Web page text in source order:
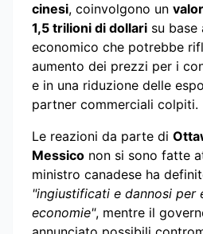
cinesi, coinvolgono un
1,5 trilioni di dollari su base
economico che potrebbe
aumento dei prezzi per i
e in una riduzione delle
partner commerciali colpiti.
Le reazioni da parte di
Messico non si sono fatte
ministro canadese ha
"ingiustificati e dannosi per
economie", mentre il